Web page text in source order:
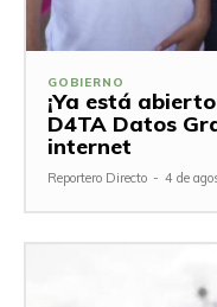
GOBIERNO
¡Ya está
D4TA Datos
internet
Reportero Directo - 4 de